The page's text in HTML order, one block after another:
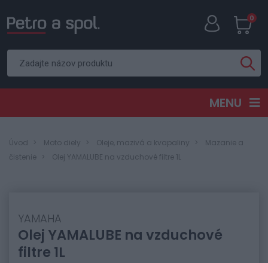
0
MENU
Úvod Moto diely Oleje, mazivá a kvapaliny
Mazanie a
čistenie
Olej YAMALUBE na vzduchové filtre 1L
YAMAHA
Olej YAMALUBE na vzduchové
filtre 1L